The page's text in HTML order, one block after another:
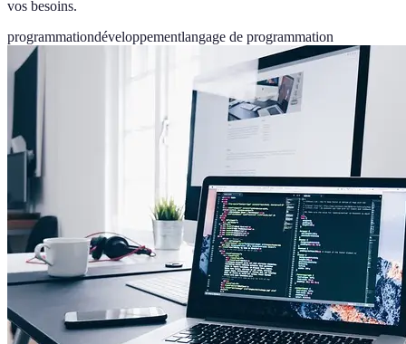
vos besoins.
programmationdéveloppementlangage de programmation